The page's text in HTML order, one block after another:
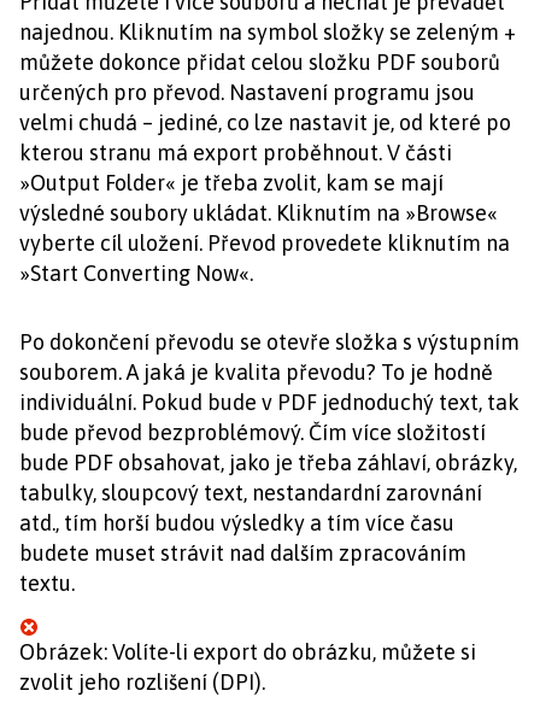
najednou. Kliknutím na symbol složky se zeleným +
můžete dokonce přidat celou složku PDF souborů
určených pro převod. Nastavení programu jsou
velmi chudá – jediné, co lze nastavit je, od které po
kterou stranu má export proběhnout. V části
»Output Folder« je třeba zvolit, kam se mají
výsledné soubory ukládat. Kliknutím na »Browse«
vyberte cíl uložení. Převod provedete kliknutím na
»Start Converting Now«.
Po dokončení převodu se otevře složka s výstupním
souborem. A jaká je kvalita převodu? To je hodně
individuální. Pokud bude v PDF jednoduchý text, tak
bude převod bezproblémový. Čím více složitostí
bude PDF obsahovat, jako je třeba záhlaví, obrázky,
tabulky, sloupcový text, nestandardní zarovnání
atd., tím horší budou výsledky a tím více času
budete muset strávit nad dalším zpracováním
textu.
Obrázek: Volíte-li export do obrázku, můžete si
zvolit jeho rozlišení (DPI).